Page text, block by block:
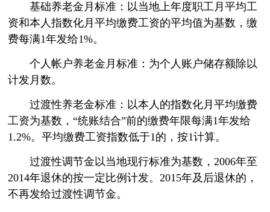
基础养老金月标准：以当地上年度职工月平均工
资和本人指数化月平均缴费工资的平均值为基数，缴
费每满1年发给1%。
个人帐户养老金月标准：为个人账户储存额除以
计发月数。
过渡性养老金标准：以本人的指数化月平均缴费
工资为基数，“统账结合”前的缴费年限每满1年发给
1.2%。平均缴费工资指数低于1的，按1计算。
过渡性调节金以当地现行标准为基数，2006年至
2014年退休的按一定比例计发。2015年及后退休的，
不再发给过渡性调节金。